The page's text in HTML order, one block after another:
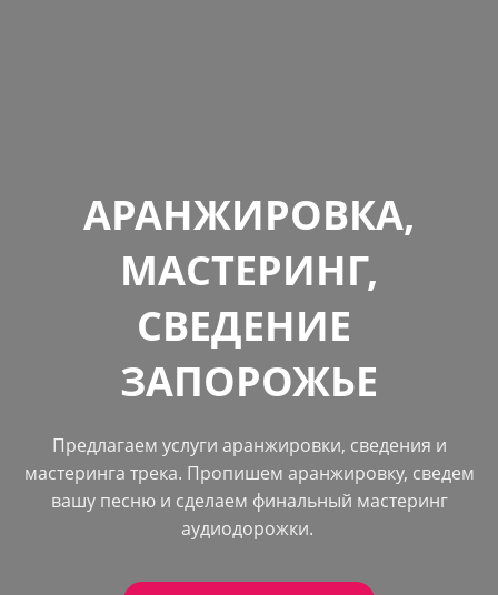
АРАНЖИРОВКА,
МАСТЕРИНГ,
СВЕДЕНИЕ
ЗАПОРОЖЬЕ
Предлагаем услуги аранжировки, сведения и
мастеринга трека. Пропишем аранжировку, сведем
вашу песню и сделаем финальный мастеринг
аудиодорожки.